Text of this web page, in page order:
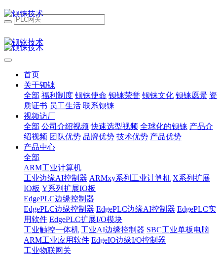
首页
关于钡铼
全部 福利制度 钡铼使命 钡铼荣誉 钡铼文化 钡铼愿景 资
质证书 员工生活 联系钡铼
视频访厂
全部 公司介绍视频 快速选型视频 全球化的钡铼 产品介
绍视频 团队优势 品牌优势 技术优势 产品优势
产品中心
全部
ARM工业计算机
工业边缘AI控制器 ARMxy系列工业计算机 X系列扩展
IO板 Y系列扩展IO板
EdgePLC边缘控制器
EdgePLC边缘控制器 EdgePLC边缘AI控制器 EdgePLC实
用软件 EdgePLC扩展I/O模块
工业触控一体机 工业AI边缘控制器 SBC工业单板电脑
ARM工业应用软件 EdgeIO边缘I/O控制器
工业物联网关